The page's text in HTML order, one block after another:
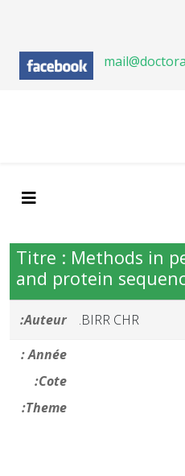
Titre : Methods in
and protein
Auteur:
BIRR CHR.
Année :
Cote:
Theme: